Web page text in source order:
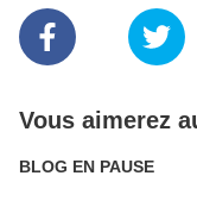
Vous aimerez
BLOG EN PAUSE